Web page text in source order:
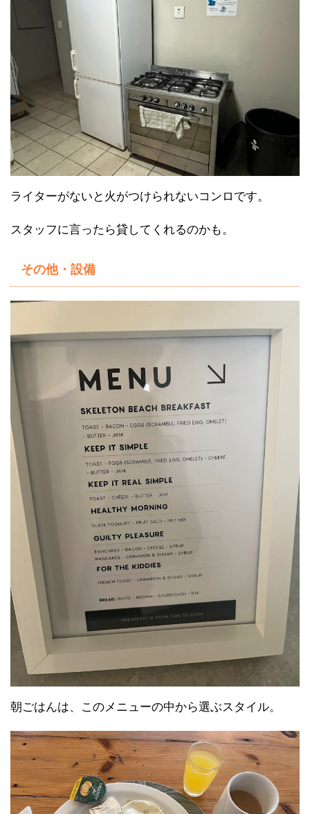
ライターがないと火がつけられないコンロです。
スタッフに言ったら貸してくれるのかも。
その他・設備
朝ごはんは、このメニューの中から選ぶスタイル。